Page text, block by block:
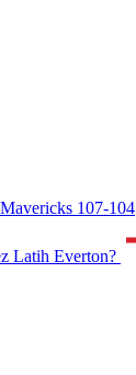
107-104
Latih Everton?